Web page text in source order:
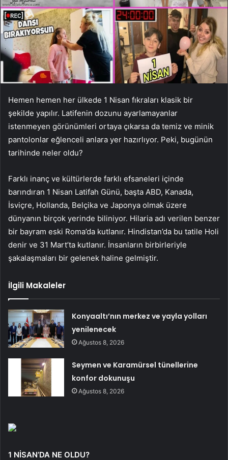
Hemen hemen her ülkede 1 Nisan fıkraları klasik bir
şekilde yapılır. Latifenin dozunu ayarlamayanlar
istenmeyen görünümleri ortaya çıkarsa da temiz ve minik
pantolonlar eğlenceli anlara yer hazırlıyor. Peki, bugünün
tarihinde neler oldu?
Farklı inanç ve kültürlerde farklı efsaneleri içinde
barındıran 1 Nisan Latifah Günü, başta ABD, Kanada,
İsviçre, Hollanda, Belçika ve Japonya olmak üzere
dünyanın birçok yerinde biliniyor. Hilaria adı verilen benzer
bir bayram eski Roma’da kutlanır. Hindistan’da bu tatile Holi
denir ve 31 Mart’ta kutlanır. İnsanların birbirleriyle
şakalaşmaları bir gelenek haline gelmiştir.
İlgili Makaleler
Konyaaltı’nın merkez ve yayla yolları
yenilenecek
Ağustos 8, 2026
Seymen ve Karamürsel tünellerine
konfor dokunuşu
Ağustos 8, 2026
1 NİSAN’DA NE OLDU?